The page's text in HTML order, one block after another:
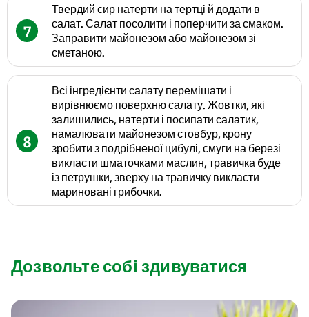
7
Твердий сир натерти на тертці й додати в
салат. Салат посолити і поперчити за смаком.
Заправити майонезом або майонезом зі
сметаною.
8
Всі інгредієнти салату перемішати і
вирівнюємо поверхню салату. Жовтки, які
залишились, натерти і посипати салатик,
намалювати майонезом стовбур, крону
зробити з подрібненої цибулі, смуги на березі
викласти шматочками маслин, травичка буде
із петрушки, зверху на травичку викласти
мариновані грибочки.
Дозвольте собі здивуватися